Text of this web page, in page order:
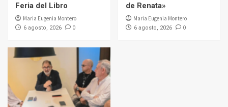
Feria del Libro
Maria Eugenia Montero
6 agosto, 2026 0
de Renata»
Maria Eugenia Montero
6 agosto, 2026 0